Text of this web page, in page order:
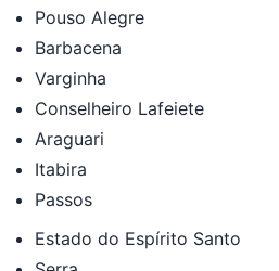
Pouso Alegre
Barbacena
Varginha
Conselheiro Lafeiete
Araguari
Itabira
Passos
Estado do Espírito Santo